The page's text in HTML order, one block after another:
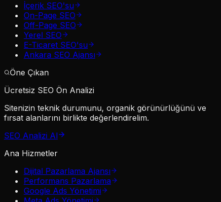
İçerik SEO'su
On-Page SEO
Off-Page SEO
Yerel SEO
E-Ticaret SEO'su
Ankara SEO Ajansı
Öne Çıkan
Ücretsiz SEO Ön Analizi
Sitenizin teknik durumunu, organik görünürlüğünü ve
fırsat alanlarını birlikte değerlendirelim.
SEO Analizi Al
Ana Hizmetler
Dijital Pazarlama Ajansı
Performans Pazarlama
Google Ads Yönetimi